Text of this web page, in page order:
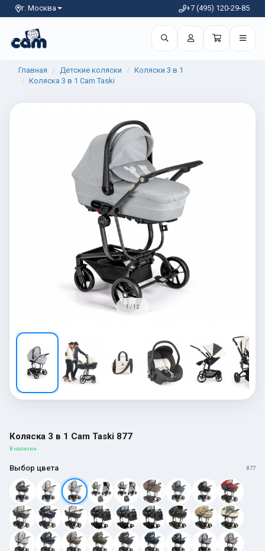
г. Москва +7 (495) 120-29-85
Главная Детские коляски
Коляски 3 в 1
Коляска 3 в 1 Cam Taski
1 / 12
Коляска 3 в 1 Cam Taski 877
В наличии
Выбор цвета 877